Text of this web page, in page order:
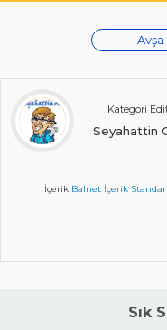
Avşa
Kategori
Seyahattin
İçerik Balnet İçerik
Sık